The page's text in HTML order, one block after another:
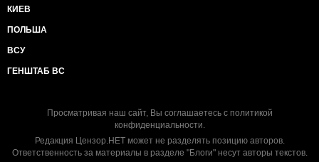
КИЕВ
ПОЛЬША
ВСУ
ГЕНШТАБ ВС
Просматривая наш сайт, Вы соглашаетесь с политикой
конфиденциальности.
Редакция Цензор.НЕТ может не разделять позицию авторов.
Ответственность за материалы в разделе "Блоги" несут авторы текстов.